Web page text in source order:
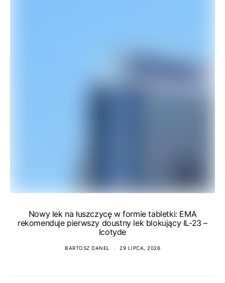
Nowy lek na łuszczycę w formie tabletki: EMA
rekomenduje pierwszy doustny lek blokujący IL-23 –
Icotyde
BARTOSZ DANEL 29 LIPCA, 2026